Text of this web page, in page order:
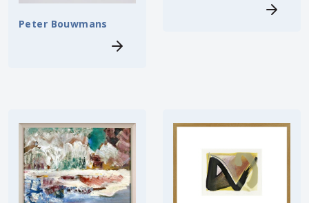
Peter Bouwmans